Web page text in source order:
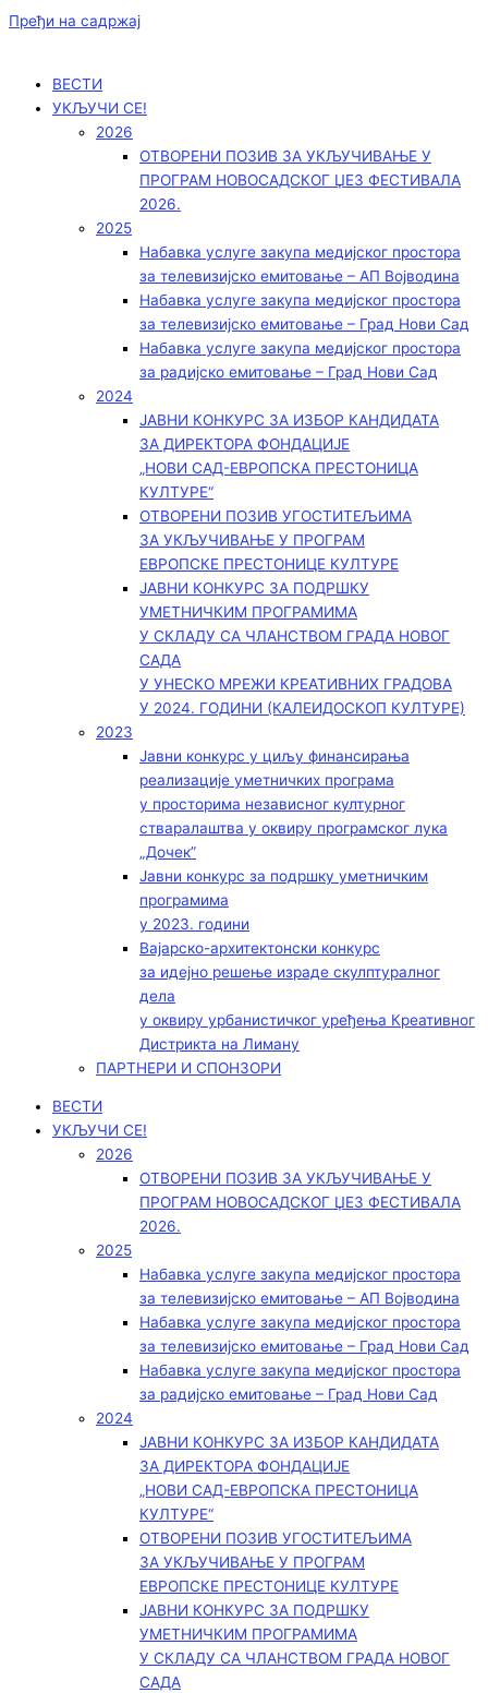
Пређи на садржај
ВЕСТИ
УКЉУЧИ СЕ!
2026
ОТВОРЕНИ ПОЗИВ ЗА УКЉУЧИВАЊЕ У
ПРОГРАМ НОВОСАДСКОГ ЏЕЗ ФЕСТИВАЛА
2026.
2025
Набавка услуге закупа медијског простора
за телевизијско емитовање – АП Војводинa
Набавка услуге закупа медијског простора
за телевизијско емитовање – Град Нови Сад
Набавка услуге закупа медијског простора
за радијско емитовање – Град Нови Сад
2024
ЈАВНИ КОНКУРС ЗА ИЗБОР КАНДИДАТА
ЗА ДИРЕКТОРА ФОНДАЦИЈЕ
„НОВИ САД-ЕВРОПСКА ПРЕСТОНИЦА
КУЛТУРЕ“
ОТВОРЕНИ ПОЗИВ УГОСТИТЕЉИМА
ЗА УКЉУЧИВАЊЕ У ПРОГРАМ
ЕВРОПСКЕ ПРЕСТОНИЦЕ КУЛТУРЕ
ЈАВНИ КОНКУРС ЗА ПОДРШКУ
УМЕТНИЧКИМ ПРОГРАМИМА
У СКЛАДУ СА ЧЛАНСТВОМ ГРАДА НОВОГ
САДА
У УНЕСКО МРЕЖИ КРЕАТИВНИХ ГРАДОВА
У 2024. ГОДИНИ (КАЛЕИДОСКОП КУЛТУРЕ)
2023
Јавни конкурс у циљу финансирања
реализације уметничких програма
у просторима независног културног
стваралаштва у оквиру програмског лука
„Дочек”
Јавни конкурс за подршку уметничким
програмима
у 2023. години
Вајарско-архитектонски конкурс
за идејно решење израде скулптуралног
дела
у оквиру урбанистичког уређења Креативног
Дистрикта на Лиману
ПАРТНЕРИ И СПОНЗОРИ
ВЕСТИ
УКЉУЧИ СЕ!
2026
ОТВОРЕНИ ПОЗИВ ЗА УКЉУЧИВАЊЕ У
ПРОГРАМ НОВОСАДСКОГ ЏЕЗ ФЕСТИВАЛА
2026.
2025
Набавка услуге закупа медијског простора
за телевизијско емитовање – АП Војводинa
Набавка услуге закупа медијског простора
за телевизијско емитовање – Град Нови Сад
Набавка услуге закупа медијског простора
за радијско емитовање – Град Нови Сад
2024
ЈАВНИ КОНКУРС ЗА ИЗБОР КАНДИДАТА
ЗА ДИРЕКТОРА ФОНДАЦИЈЕ
„НОВИ САД-ЕВРОПСКА ПРЕСТОНИЦА
КУЛТУРЕ“
ОТВОРЕНИ ПОЗИВ УГОСТИТЕЉИМА
ЗА УКЉУЧИВАЊЕ У ПРОГРАМ
ЕВРОПСКЕ ПРЕСТОНИЦЕ КУЛТУРЕ
ЈАВНИ КОНКУРС ЗА ПОДРШКУ
УМЕТНИЧКИМ ПРОГРАМИМА
У СКЛАДУ СА ЧЛАНСТВОМ ГРАДА НОВОГ
САДА